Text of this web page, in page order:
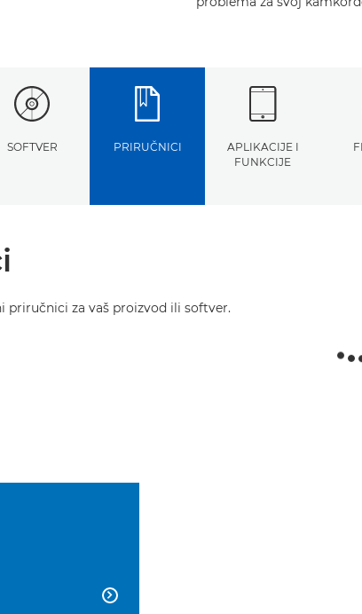
SOFTVER PRIRUČNICI
APLIKACIJE I
FUNKCIJE
priručnici za vaš proizvod ili softver.
